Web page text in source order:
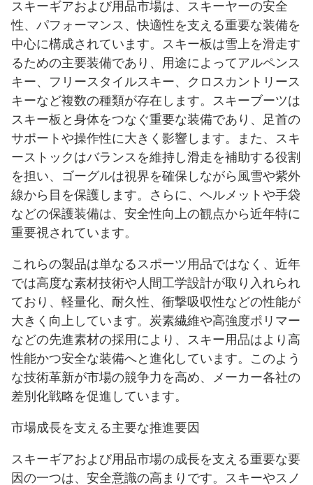
スキーギアおよび用品市場は、スキーヤーの安全
性、パフォーマンス、快適性を支える重要な装備を
中心に構成されています。スキー板は雪上を滑走す
るための主要装備であり、用途によってアルペンス
キー、フリースタイルスキー、クロスカントリース
キーなど複数の種類が存在します。スキーブーツは
スキー板と身体をつなぐ重要な装備であり、足首の
サポートや操作性に大きく影響します。また、スキ
ーストックはバランスを維持し滑走を補助する役割
を担い、ゴーグルは視界を確保しながら風雪や紫外
線から目を保護します。さらに、ヘルメットや手袋
などの保護装備は、安全性向上の観点から近年特に
重要視されています。
これらの製品は単なるスポーツ用品ではなく、近年
では高度な素材技術や人間工学設計が取り入れられ
ており、軽量化、耐久性、衝撃吸収性などの性能が
大きく向上しています。炭素繊維や高強度ポリマー
などの先進素材の採用により、スキー用品はより高
性能かつ安全な装備へと進化しています。このよう
な技術革新が市場の競争力を高め、メーカー各社の
差別化戦略を促進しています。
市場成長を支える主要な推進要因
スキーギアおよび用品市場の成長を支える重要な要
因の一つは、安全意識の高まりです。スキーやスノ